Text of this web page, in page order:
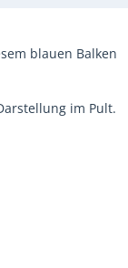
blauen Balken
im Pult.